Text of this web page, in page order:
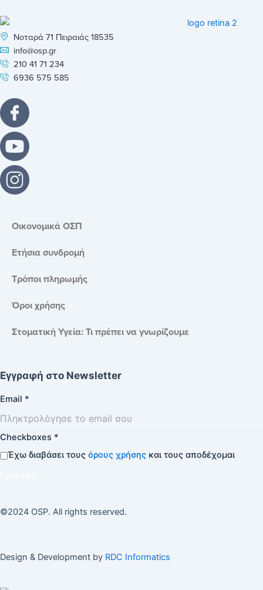
Νοταρά 71 Πειραιάς 18535
info@osp.gr
210 41 71 234
6936 575 585
Οικονομικά ΟΣΠ
Ετήσια συνδρομή
Τρόποι πληρωμής
Όροι χρήσης
Στοματική Υγεία: Τι πρέπει να γνωρίζουμε
Εγγραφή στο Newsletter
Email *
Checkboxes *
Έχω διαβάσει τους όρους χρήσης και τους αποδέχομαι
©2024 OSP. All rights reserved.
Design & Development by RDC Informatics